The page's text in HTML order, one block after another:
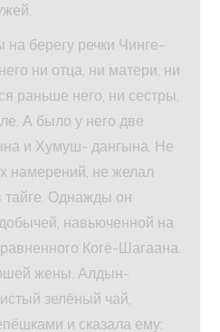
берегу речки Чинге-
ни отца, ни матери, ни
раньше него, ни сестры,
А было у него две
и Хумуш- дангына. Не
намерений, не желал
тайге. Однажды он
навьюченной на
Когё-Шагаана.
жены. Алдын-
зелёный чай,
и сказала ему: